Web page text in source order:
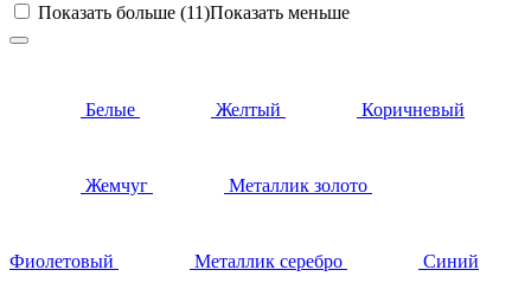
Показать больше (11)Показать меньше
Белые Желтый Коричневый
Жемчуг Металлик золото
Фиолетовый Металлик серебро Синий